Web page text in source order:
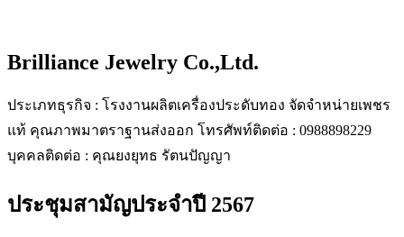
Brilliance Jewelry Co.,Ltd.
ประเภทธุรกิจ : โรงงานผลิตเครื่องประดับทอง จัดจำหน่ายเพชร
แท้ คุณภาพมาตราฐานส่งออก โทรศัพท์ติดต่อ : 0988898229
บุคคลติดต่อ : คุณยงยุทธ รัตนปัญญา
ประชุมสามัญประจำปี 2567